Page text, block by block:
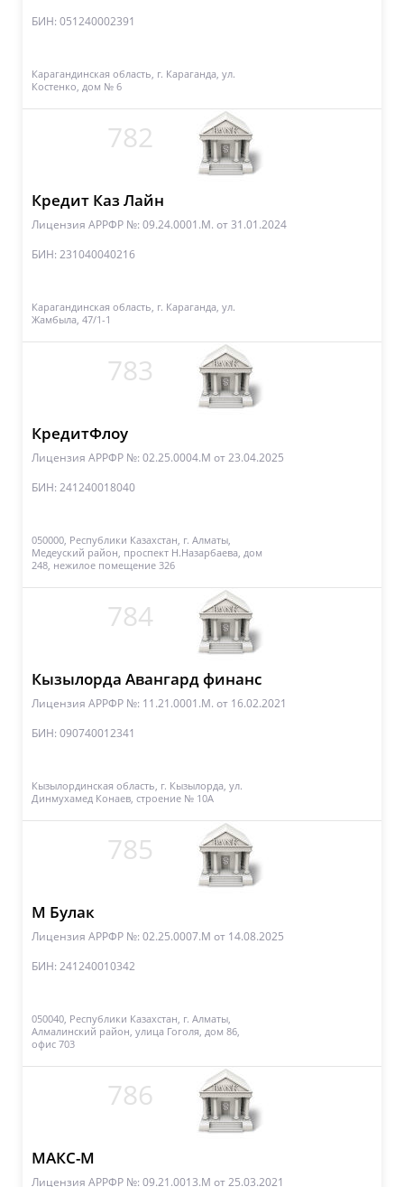
БИН: 051240002391
Карагандинская область, г. Караганда, ул.
Костенко, дом № 6
782
Кредит Каз Лайн
Лицензия АРРФР №: 09.24.0001.М. от 31.01.2024
БИН: 231040040216
Карагандинская область, г. Караганда, ул.
Жамбыла, 47/1-1
783
КредитФлоу
Лицензия АРРФР №: 02.25.0004.М от 23.04.2025
БИН: 241240018040
050000, Республики Казахстан, г. Алматы,
Медеуский район, проспект Н.Назарбаева, дом
248, нежилое помещение 326
784
Кызылорда Авангард финанс
Лицензия АРРФР №: 11.21.0001.М. от 16.02.2021
БИН: 090740012341
Кызылординская область, г. Кызылорда, ул.
Динмухамед Конаев, строение № 10А
785
М Булак
Лицензия АРРФР №: 02.25.0007.М от 14.08.2025
БИН: 241240010342
050040, Республики Казахстан, г. Алматы,
Алмалинский район, улица Гоголя, дом 86,
офис 703
786
МАКС-М
Лицензия АРРФР №: 09.21.0013.М от 25.03.2021